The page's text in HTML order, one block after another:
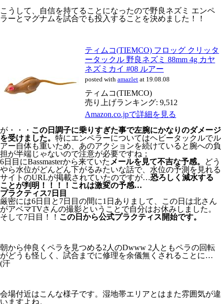
こうして、自信を持てることになったので野良ネズミ エンペ
ラーとマグナムを試合でも投入することを決めました！！
ティムコ(TIEMCO) フロッグ クリッタ
ータックル 野良ネズミ 88mm 4g カヤ
ネズミカイ #08 ルアー
posted with amazlet at 19.08.08
ティムコ(TIEMCO)
売り上げランキング: 9,512
Amazon.co.jpで詳細を見る
が・・・ この日調子に乗りすぎた事で左腕にかなりのダメージ
を受けました。 特にエンペラーについてはヘビータックルでル
アー自体も重いため、あのアクションを続けていると腕への負
担が半端じゃないので注意が必要ですね；
6日目にBassmasterから来ていた メールを見て不吉な予感。
どう
やら水位がどんどん下がるみたいな話で、水位の予測を見れる
サイトのURLが掲載されていたのですが…恐ろしく減水する
ことが判明！！！！これは激変の予感…
プラクティス7日目
厳密には6日目と7日目の間に1日ありまして、この日は北さん
がアベマTVさんの撮影ということで自分はお休みしました。
そして7日目！！ この日から公式プラクティス開始です。
朝から仲良くペラを見つめる2人のDwww 2人ともペラの回転
がどうも怪しく、試合までに修理を余儀無くされることに…
(汗
会場付近はこんな様子です。湿地帯エリアとはまた雰囲気が違
いますよね。